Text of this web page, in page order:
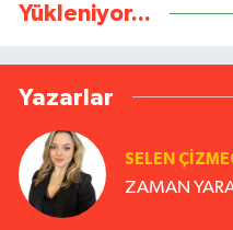
Yükleniyor...
Yazarlar
SELEN
ZAMAN